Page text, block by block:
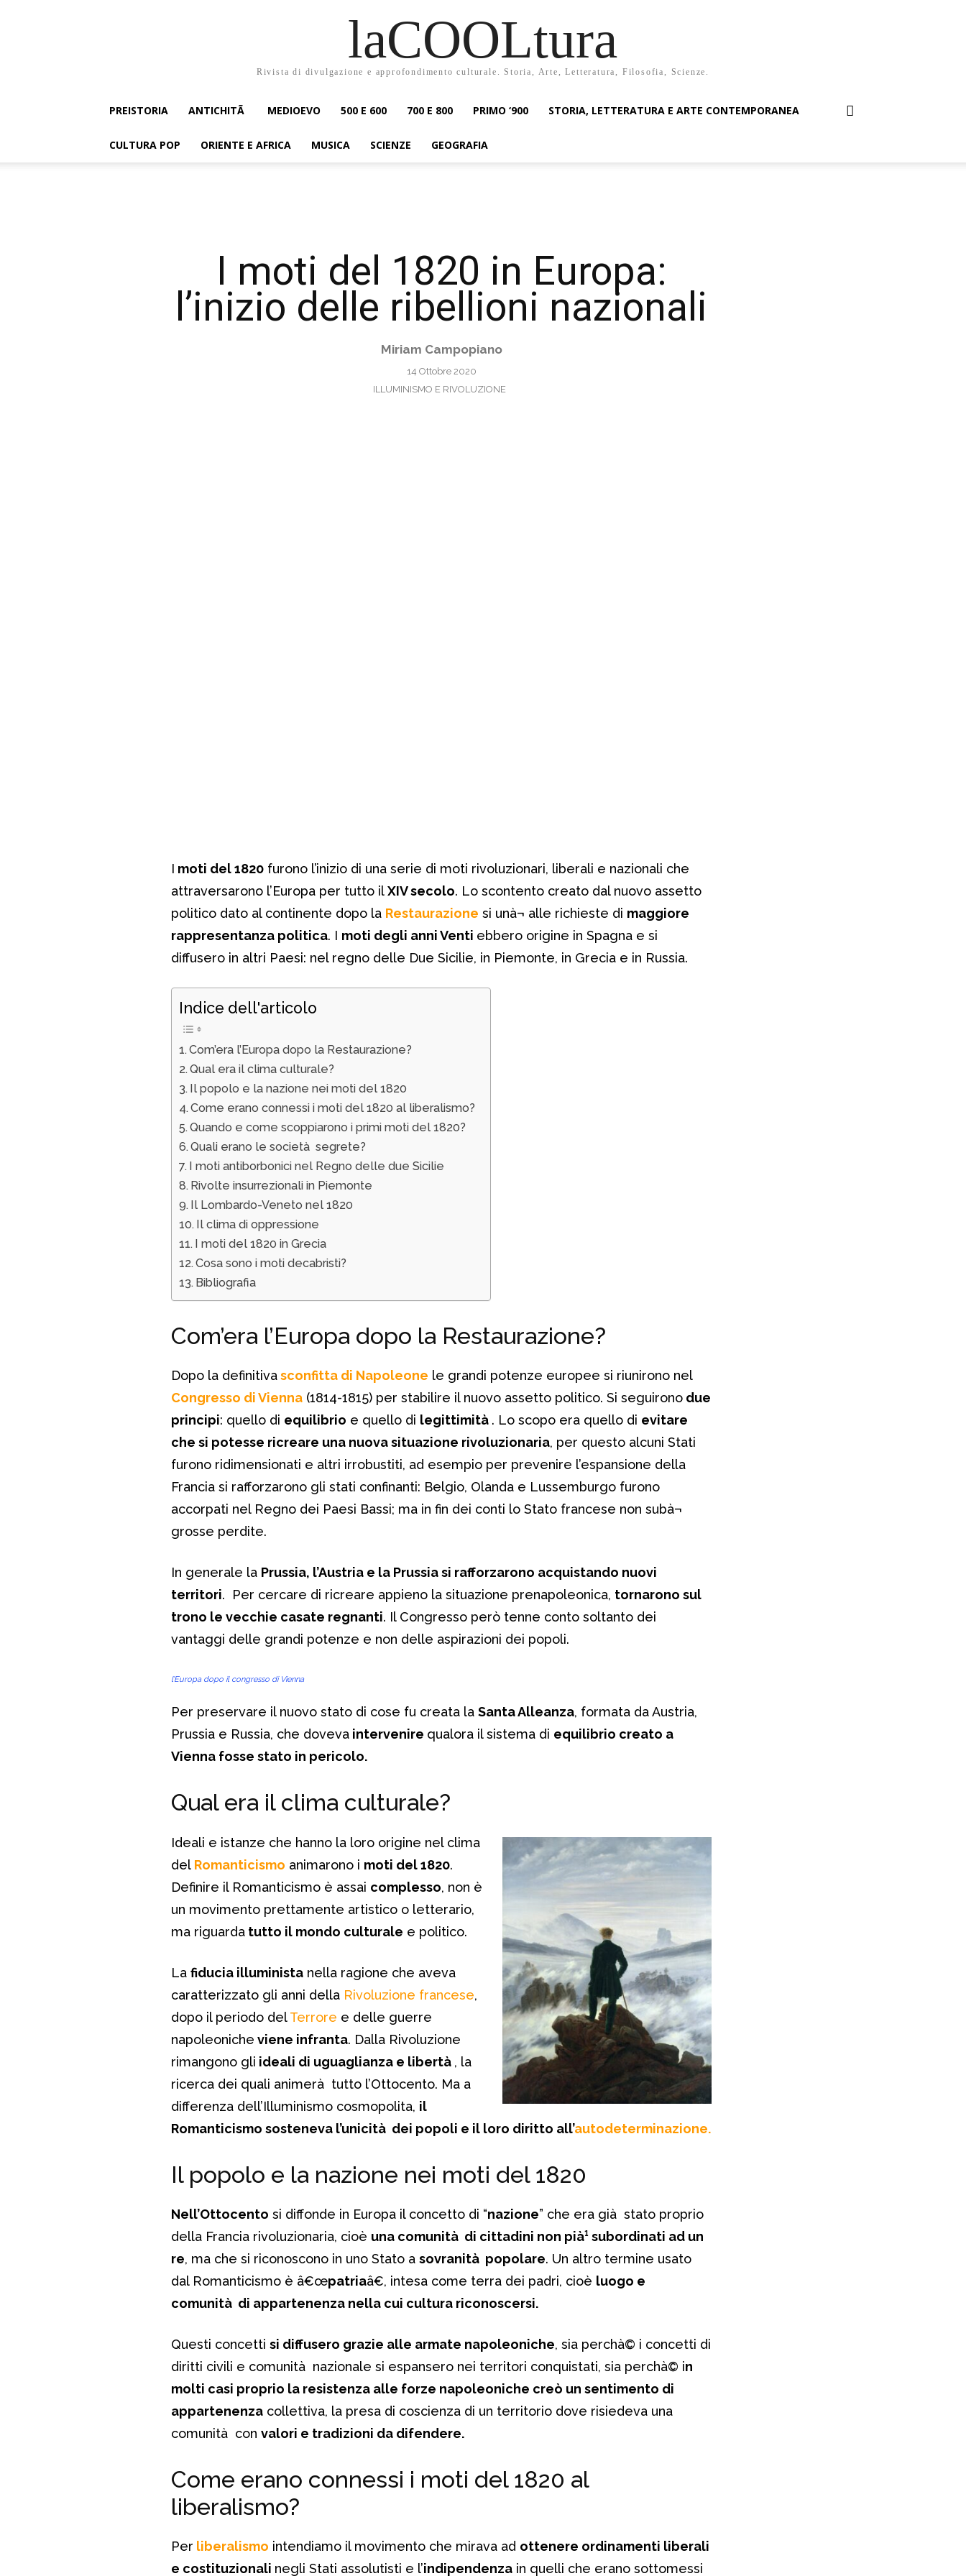
laCOOLtura
Rivista di divulgazione e approfondimento culturale. Storia, Arte, Letteratura, Filosofia, Scienze.
PREISTORIA ANTICHITÃ MEDIOEVO 500 E 600 700 E 800 PRIMO ‘900 STORIA, LETTERATURA E ARTE CONTEMPORANEA
CULTURA POP ORIENTE E AFRICA MUSICA SCIENZE GEOGRAFIA
I moti del 1820 in Europa:
l’inizio delle ribellioni nazionali
Miriam Campopiano
14 Ottobre 2020
ILLUMINISMO E RIVOLUZIONE
I moti del 1820 furono l’inizio di una serie di moti rivoluzionari, liberali e nazionali che
attraversarono l’Europa per tutto ilXIV secolo. Lo scontento creato dal nuovo assetto
politico dato al continente dopo la Restaurazione si unà¬ alle richieste di maggiore
rappresentanza politica. I moti degli anni Venti ebbero origine in Spagna e si
diffusero in altri Paesi: nel regno delle Due Sicilie, in Piemonte, in Grecia e in Russia.
Indice dell'articolo
Com’era l’Europa dopo la Restaurazione?
Qual era il clima culturale?
Il popolo e la nazione nei moti del 1820
Come erano connessi i moti del 1820 al liberalismo?
Quando e come scoppiarono i primi moti del 1820?
Quali erano le società segrete?
I moti antiborbonici nel Regno delle due Sicilie
Rivolte insurrezionali in Piemonte
Il Lombardo-Veneto nel 1820
Il clima di oppressione
I moti del 1820 in Grecia
Cosa sono i moti decabristi?
Bibliografia
Com’era l’Europa dopo la Restaurazione?
Dopo la definitivasconfitta di Napoleone le grandi potenze europee si riunirono nel
Congresso di Vienna (1814-1815) per stabilire il nuovo assetto politico. Si seguirono due
principi: quello di equilibrio e quello di legittimità . Lo scopo era quello di evitare
che si potesse ricreare una nuova situazione rivoluzionaria, per questo alcuni Stati
furono ridimensionati e altri irrobustiti, ad esempio per prevenire l’espansione della
Francia si rafforzarono gli stati confinanti: Belgio, Olanda e Lussemburgo furono
accorpati nel Regno dei Paesi Bassi; ma in fin dei conti lo Stato francese non subà¬
grosse perdite.
In generale la Prussia, l’Austria e la Prussia si rafforzarono acquistando nuovi
territori. Per cercare di ricreare appieno la situazione prenapoleonica, tornarono sul
trono le vecchie casate regnanti. Il Congresso però tenne conto soltanto dei
vantaggi delle grandi potenze e non delle aspirazioni dei popoli.
l’Europa dopo il congresso di Vienna
Per preservare il nuovo stato di cose fu creata la Santa Alleanza, formata da Austria,
Prussia e Russia, che doveva intervenire qualora il sistema di equilibrio creato a
Vienna fosse stato in pericolo.
Qual era il clima culturale?
Ideali e istanze che hanno la loro origine nel clima
del Romanticismo animarono i moti del 1820.
Definire il Romanticismo è assai complesso, non è
un movimento prettamente artistico o letterario,
ma riguarda tutto il mondo culturale e politico.
La fiducia illuminista nella ragione che aveva
caratterizzato gli anni della Rivoluzione francese,
dopo il periodo delTerrore e delle guerre
napoleoniche viene infranta. Dalla Rivoluzione
rimangono gli ideali di uguaglianza e libertà , la
ricerca dei quali animerà tutto l’Ottocento. Ma a
differenza dell’Illuminismo cosmopolita, il
Romanticismo sosteneva l’unicità dei popoli e il loro diritto all’autodeterminazione.
Il popolo e la nazione nei moti del 1820
Nell’Ottocento si diffonde in Europa il concetto di “nazione” che era già stato proprio
della Francia rivoluzionaria, cioè una comunità di cittadini non pià¹ subordinati ad un
re, ma che si riconoscono in uno Stato a sovranità popolare. Un altro termine usato
dal Romanticismo è â€œpatriaâ€, intesa come terra dei padri, cioè luogo e
comunità di appartenenza nella cui cultura riconoscersi.
Questi concetti si diffusero grazie alle armate napoleoniche, sia perchà© i concetti di
diritti civili e comunità nazionale si espansero nei territori conquistati, sia perchà© in
molti casi proprio la resistenza alle forze napoleoniche creò un sentimento di
appartenenza collettiva, la presa di coscienza di un territorio dove risiedeva una
comunità con valori e tradizioni da difendere.
Come erano connessi i moti del 1820 al
liberalismo?
Per liberalismo intendiamo il movimento che mirava ad ottenere ordinamenti liberali
e costituzionali negli Stati assolutisti e l’indipendenza in quelli che erano sottomessi